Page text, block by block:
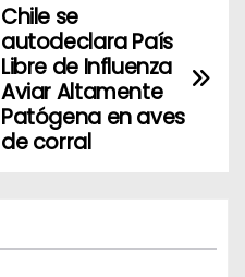
Chile se
autodeclara País
Libre de Influenza
Aviar Altamente
Patógena en aves
de corral